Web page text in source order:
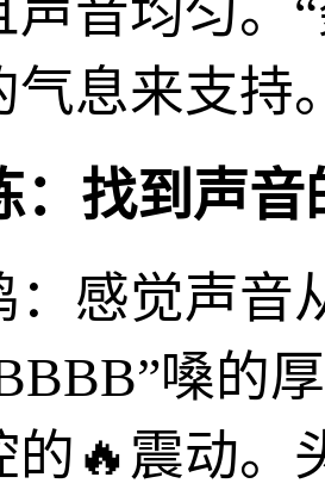
声音均匀。
气息来支持
：找到声音
：感觉声音
嗓的
的🔥震动。